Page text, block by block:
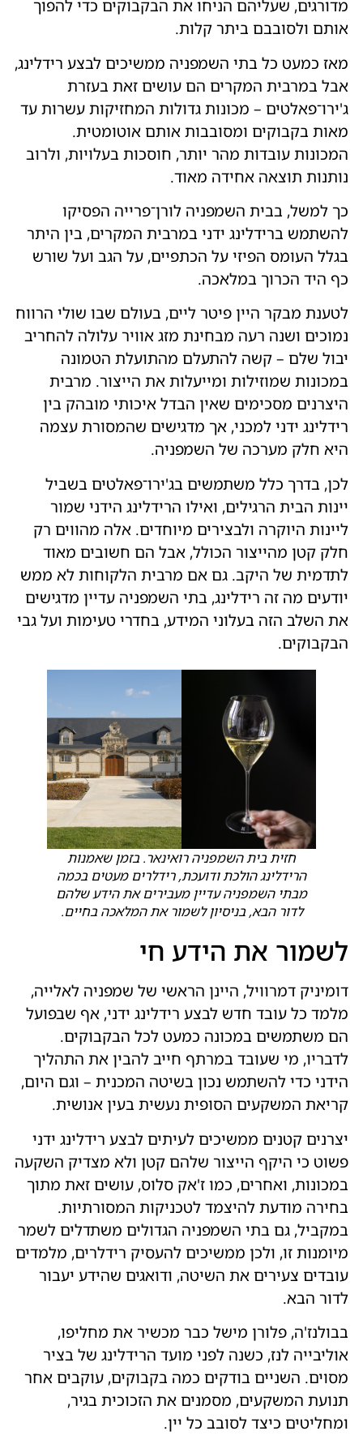
מדורגים, שעליהם הניחו את הבקבוקים כדי להפוך
אותם ולסובבם ביתר קלות.
מאז כמעט כל בתי השמפניה ממשיכים לבצע רידלינג,
אבל במרבית המקרים הם עושים זאת בעזרת
ג'ירו־פאלטים – מכונות גדולות המחזיקות עשרות עד
מאות בקבוקים ומסובבות אותם אוטומטית.
המכונות עובדות מהר יותר, חוסכות בעלויות, ולרוב
נותנות תוצאה אחידה מאוד.
כך למשל, בבית השמפניה לורן־פרייה הפסיקו
להשתמש ברידלינג ידני במרבית המקרים, בין היתר
בגלל העומס הפיזי על הכתפיים, על הגב ועל שורש
כף היד הכרוך במלאכה.
לטענת מבקר היין פיטר ליים, בעולם שבו שולי הרווח
נמוכים ושנה רעה מבחינת מזג אוויר עלולה להחריב
יבול שלם – קשה להתעלם מהתועלת הטמונה
במכונות שמוזילות ומייעלות את הייצור. מרבית
היצרנים מסכימים שאין הבדל איכותי מובהק בין
רידלינג ידני למכני, אך מדגישים שהמסורת עצמה
היא חלק מערכה של השמפניה.
לכן, בדרך כלל משתמשים בג'ירו־פאלטים בשביל
יינות הבית הרגילים, ואילו הרידלינג הידני שמור
ליינות היוקרה ולבצירים מיוחדים. אלה מהווים רק
חלק קטן מהייצור הכולל, אבל הם חשובים מאוד
לתדמית של היקב. גם אם מרבית הלקוחות לא ממש
יודעים מה זה רידלינג, בתי השמפניה עדיין מדגישים
את השלב הזה בעלוני המידע, בחדרי טעימות ועל גבי
הבקבוקים.
חזית בית השמפניה רואינאר. בזמן שאמנות
הרידלינג הולכת ודועכת, רידלרים מעטים בכמה
מבתי השמפניה עדיין מעבירים את הידע שלהם
לדור הבא, בניסיון לשמור את המלאכה בחיים.
לשמור את הידע חי
דומיניק דמרוויל, היינן הראשי של שמפניה לאלייה,
מלמד כל עובד חדש לבצע רידלינג ידני, אף שבפועל
הם משתמשים במכונה כמעט לכל הבקבוקים.
לדבריו, מי שעובד במרתף חייב להבין את התהליך
הידני כדי להשתמש נכון בשיטה המכנית – וגם היום,
קריאת המשקעים הסופית נעשית בעין אנושית.
יצרנים קטנים ממשיכים לעיתים לבצע רידלינג ידני
פשוט כי היקף הייצור שלהם קטן ולא מצדיק השקעה
במכונות, ואחרים, כמו ז'אק סלוס, עושים זאת מתוך
בחירה מודעת להיצמד לטכניקות המסורתיות.
במקביל, גם בתי השמפניה הגדולים משתדלים לשמר
מיומנות זו, ולכן ממשיכים להעסיק רידלרים, מלמדים
עובדים צעירים את השיטה, ודואגים שהידע יעבור
לדור הבא.
בבולנז'ה, פלורן מישל כבר מכשיר את מחליפו,
אוליבייה לנז, כשנה לפני מועד הרידלינג של בציר
מסוים. השניים בודקים כמה בקבוקים, עוקבים אחר
תנועת המשקעים, מסמנים את הזכוכית בגיר,
ומחליטים כיצד לסובב כל יין.